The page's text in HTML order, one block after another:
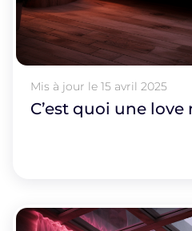
Mis à jour le15 avril 2025
C’est quoi une love